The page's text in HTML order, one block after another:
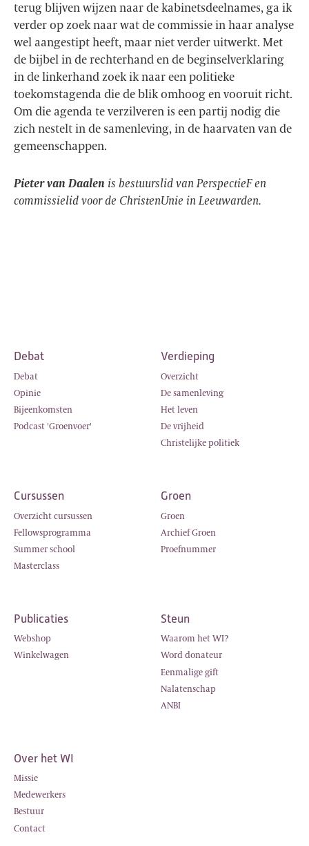
terug blijven wijzen naar de kabinetsdeelnames, ga ik
verder op zoek naar wat de commissie in haar analyse
wel aangestipt heeft, maar niet verder uitwerkt. Met
de bijbel in de rechterhand en de beginselverklaring
in de linkerhand zoek ik naar een politieke
toekomstagenda die de blik omhoog en vooruit richt.
Om die agenda te verzilveren is een partij nodig die
zich nestelt in de samenleving, in de haarvaten van de
gemeenschappen.
Pieter van Daalen is bestuurslid van PerspectieF en
commissielid voor de ChristenUnie in Leeuwarden.
Debat
Debat
Opinie
Bijeenkomsten
Podcast 'Groenvoer'
Verdieping
Overzicht
De samenleving
Het leven
De vrijheid
Christelijke politiek
Cursussen
Overzicht cursussen
Fellowsprogramma
Summer school
Masterclass
Groen
Groen
Archief Groen
Proefnummer
Publicaties
Webshop
Winkelwagen
Steun
Waarom het WI?
Word donateur
Eenmalige gift
Nalatenschap
ANBI
Over het WI
Missie
Medewerkers
Bestuur
Contact